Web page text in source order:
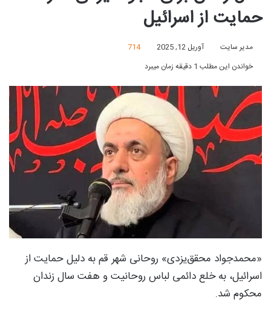
حمایت از اسرائیل
مدیر سایت آوریل 12, 2025
714
خواندن این مطلب 1 دقیقه زمان میبرد
«محمدجواد محقق‌یزدی» روحانی شهر قم به دلیل حمایت از
اسرائیل، به خلع دائمی لباس روحانیت و هفت سال زندان
محکوم شد.